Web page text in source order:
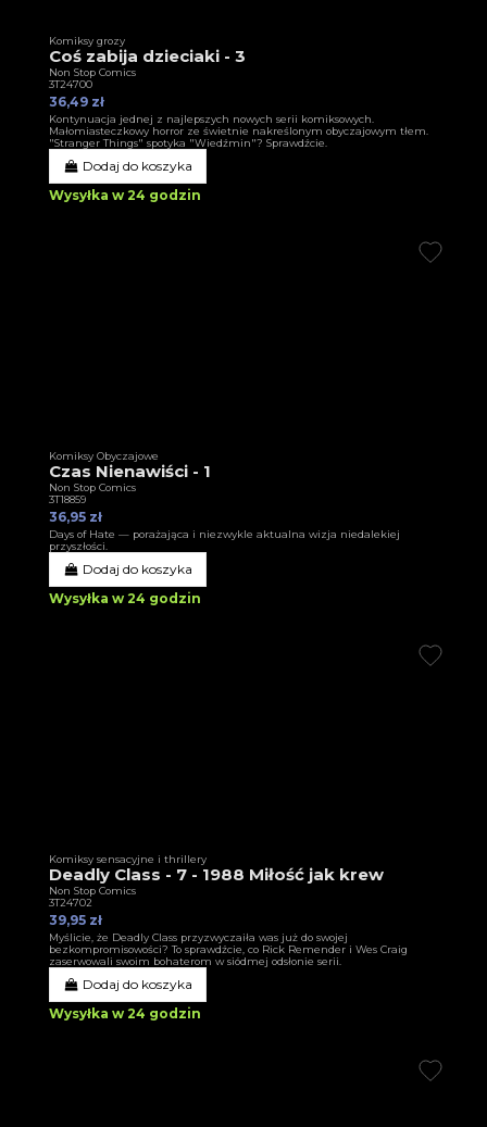
Komiksy grozy
Coś zabija dzieciaki - 3
Non Stop Comics
3T24700
36,49 zł
Kontynuacja jednej z najlepszych nowych serii komiksowych.
Małomiasteczkowy horror ze świetnie nakreślonym obyczajowym tłem.
"Stranger Things" spotyka "Wiedźmin"? Sprawdźcie.
Dodaj do koszyka
Wysyłka w 24 godzin
Komiksy Obyczajowe
Czas Nienawiści - 1
Non Stop Comics
3T18859
36,95 zł
Days of Hate — porażająca i niezwykle aktualna wizja niedalekiej
przyszłości.
Dodaj do koszyka
Wysyłka w 24 godzin
Komiksy sensacyjne i thrillery
Deadly Class - 7 - 1988 Miłość jak krew
Non Stop Comics
3T24702
39,95 zł
Myślicie, że Deadly Class przyzwyczaiła was już do swojej
bezkompromisowości? To sprawdźcie, co Rick Remender i Wes Craig
zaserwowali swoim bohaterom w siódmej odsłonie serii.
Dodaj do koszyka
Wysyłka w 24 godzin